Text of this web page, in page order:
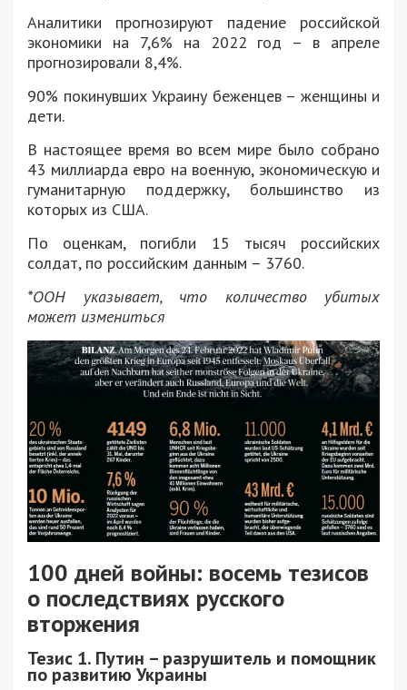
Аналитики прогнозируют падение российской
экономики на 7,6% на 2022 год – в апреле
прогнозировали 8,4%.
90% покинувших Украину беженцев – женщины и
дети.
В настоящее время во всем мире было собрано
43 миллиарда евро на военную, экономическую и
гуманитарную поддержку, большинство из
которых из США.
По оценкам, погибли 15 тысяч российских
солдат, по российским данным – 3760.
*ООН указывает, что количество убитых
может измениться
100 дней войны: восемь тезисов
о последствиях русского
вторжения
Тезис 1. Путин – разрушитель и помощник
по развитию Украины